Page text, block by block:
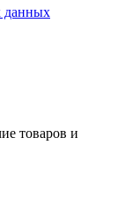
данных
товаров и